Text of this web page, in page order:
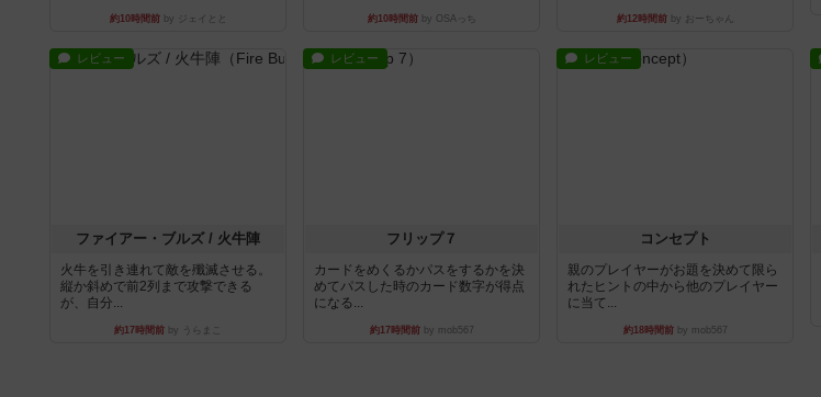
約10時間前by ジェイとと 約10時間前by OSAっち 約12時間前by おーちゃん
レビュー
ファイアー・ブルズ / 火牛陣
火牛を引き連れて敵を殲滅させる。
縦か斜めで前2列まで攻撃できる
が、自分...
約17時間前 by うらまこ
レビュー
フリップ７
カードをめくるかパスをするかを決
めてパスした時のカード数字が得点
になる...
約17時間前by mob567
レビュー
コンセプト
親のプレイヤーがお題を決めて限ら
れたヒントの中から他のプレイヤー
に当て...
約18時間前by mob567